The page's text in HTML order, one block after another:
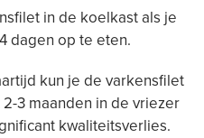
in de koelkast als je
dagen op te eten.
kun je de varkensfilet
3 maanden in de vriezer
kwaliteitsverlies.